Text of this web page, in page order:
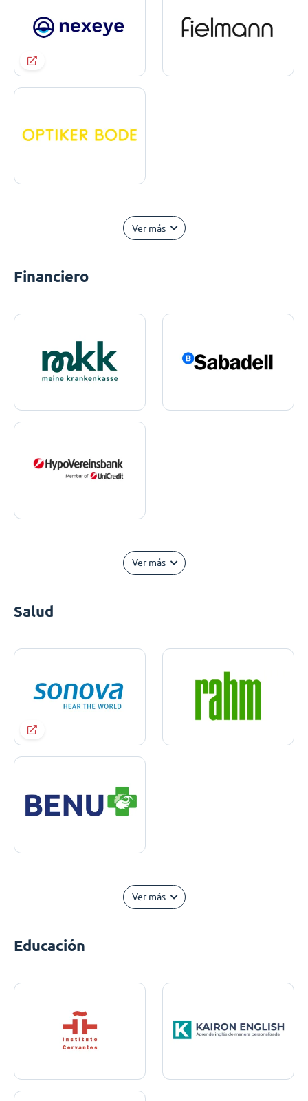
Ver más
Financiero
Ver más
Salud
Ver más
Educación